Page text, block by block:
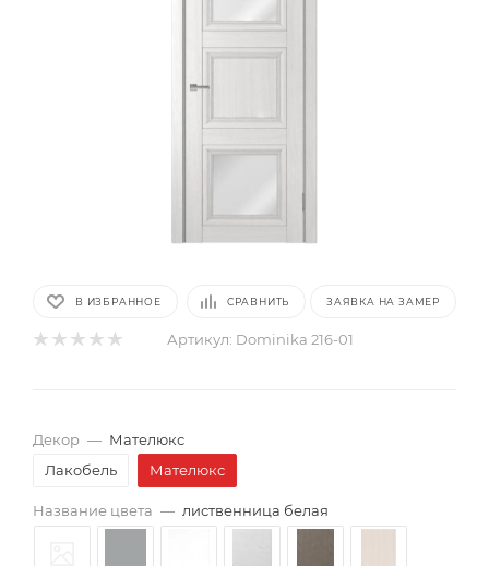
В ИЗБРАННОЕ СРАВНИТЬ ЗАЯВКА НА ЗАМЕР
Артикул: Dominika 216-01
Декор — Мателюкс
Лакобель
Мателюкс
Название цвета — лиственница белая